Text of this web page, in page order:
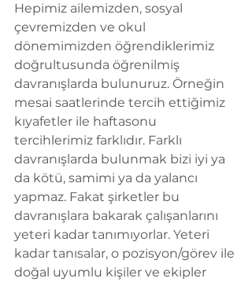
Hepimiz ailemizden, sosyal
çevremizden ve okul
dönemimizden öğrendiklerimiz
doğrultusunda öğrenilmiş
davranışlarda bulunuruz. Örneğin
mesai saatlerinde tercih ettiğimiz
kıyafetler ile haftasonu
tercihlerimiz farklıdır. Farklı
davranışlarda bulunmak bizi iyi ya
da kötü, samimi ya da yalancı
yapmaz. Fakat şirketler bu
davranışlara bakarak çalışanlarını
yeteri kadar tanımıyorlar. Yeteri
kadar tanısalar, o pozisyon/görev ile
doğal uyumlu kişiler ve ekipler